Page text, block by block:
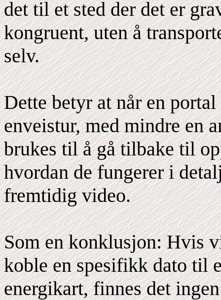
det til et sted der det er
kongruent, uten å
selv.
Dette betyr at når en
enveistur, med mindre en
brukes til å gå tilbake til
hvordan de fungerer i
fremtidig video.
Som en konklusjon: Hvis
koble en spesifikk dato til
energikart, finnes det